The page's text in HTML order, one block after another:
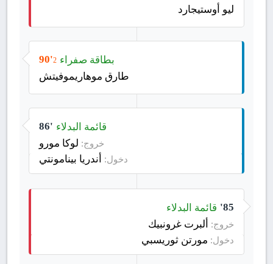
ليو أوستيجارد
90'2 بطاقة صفراء
طارق موهاريموفيتش
86' قائمة البدلاء
خروج: لوكا مورو
دخول: أندريا بينامونتي
85' قائمة البدلاء
خروج: ألبرت غرونبيك
دخول: مورتن ثوريسبي